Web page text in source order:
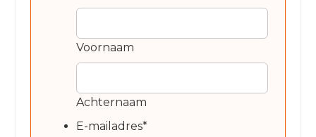
Voornaam
Achternaam
E-mailadres*